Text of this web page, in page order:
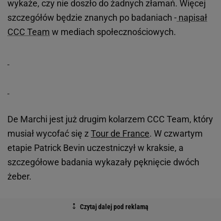
wykaże, czy nie doszło do żadnych złamań. Więcej
szczegółów będzie znanych po badaniach - napisał
CCC Team w mediach społecznościowych.
De Marchi jest już drugim kolarzem CCC Team, który
musiał wycofać się z Tour de France. W czwartym
etapie Patrick Bevin uczestniczył w kraksie, a
szczegółowe badania wykazały pęknięcie dwóch
żeber.